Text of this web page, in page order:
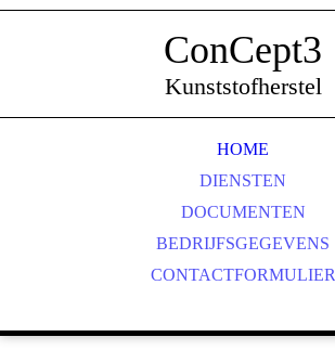
ConCept3
Kunststofherstel
HOME
DIENSTEN
DOCUMENTEN
BEDRIJFSGEGEVENS
CONTACTFORMULIER